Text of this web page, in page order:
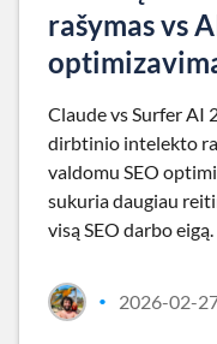
rašymas vs
Claude vs Surfer AI
dirbtinio intelekto
valdomu SEO
sukuria daugiau
visą SEO darbo eigą.
• 2026-02-